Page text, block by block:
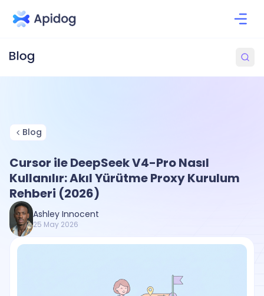
Blog
Cursor ile DeepSeek V4-Pro Nasıl
Kullanılır: Akıl Yürütme Proxy Kurulum
Rehberi (2026)
Ashley Innocent
25 May 2026